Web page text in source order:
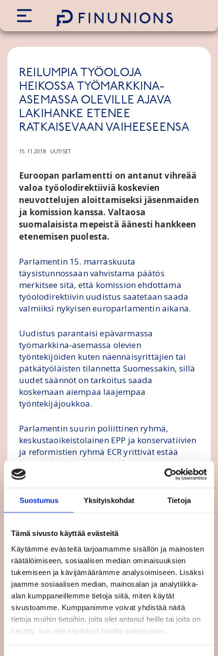
Suostumus Yksityiskohdat Tietoja
Tämä sivusto käyttää evästeitä
Käytämme evästeitä tarjoamamme sisällön ja mainosten
räätälöimiseen, sosiaalisen median ominaisuuksien
tukemiseen ja kävijämäärämme analysoimiseen. Lisäksi
jaamme sosiaalisen median, mainosalan ja analytiikka-
alan kumppaneillemme tietoja siitä, miten käytät
sivustoamme. Kumppanimme voivat yhdistää näitä
tietoja muihin tietoihin, joita olet antanut heille tai joita on
kerätty, kun olet käyttänyt heidän palvelujaan.
REILUMPIA TYÖOLOJA
HEIKOSSA TYÖMARKKINA-
ASEMASSA OLEVILLE AJAVA
LAKIHANKE ETENEE
RATKAISEVAAN VAIHEESEENSA
15.11.2018 UUTISET
Euroopan parlamentti on antanut vihreää
valoa työolodirektiiviä koskevien
neuvottelujen aloittamiseksi jäsenmaiden
ja komission kanssa. Valtaosa
suomalaisista mepeistä äänesti hankkeen
etenemisen puolesta.
Parlamentin 15. marraskuuta
täysistunnossaan vahvistama päätös
merkitsee sitä, että komission ehdottama
työolodirektiivin uudistus saatetaan saada
valmiiksi nykyisen europarlamentin aikana.
Uudistus parantaisi epävarmassa
työmarkkina-asemassa olevien
työntekijöiden kuten näennäisyrittäjien tai
pätkätyöläisten tilannetta Suomessakin, sillä
uudet säännöt on tarkoitus saada
koskemaan aiempaa laajempaa
työntekijäjoukkoa.
Parlamentin suurin poliittinen ryhmä,
keskustaoikeistolainen EPP ja konservatiivien
ja reformistien ryhmä ECR yrittivät estää
kannan hyväksymisen vielä
täysistuntoviikolla.
Tämä olisi käytännössä todennäköisesti
merkinnyt uudistuksen siirtymistä
kuuluvat kokoomus ja kristillisdemokraatit ja
ECR:ään perussuomalaiset.
Parlamentin selvä enemmistö kuitenkin tuki
parlamentin työllisyysvaliokunnan jo
hyväksymää kantaa ja
kolmikantaneuvottelujen aloittamista.
Suomalaisista europarlamentaarikoista